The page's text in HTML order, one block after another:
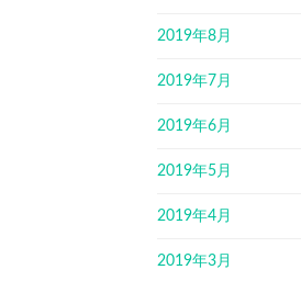
2019年8月
2019年7月
2019年6月
2019年5月
2019年4月
2019年3月